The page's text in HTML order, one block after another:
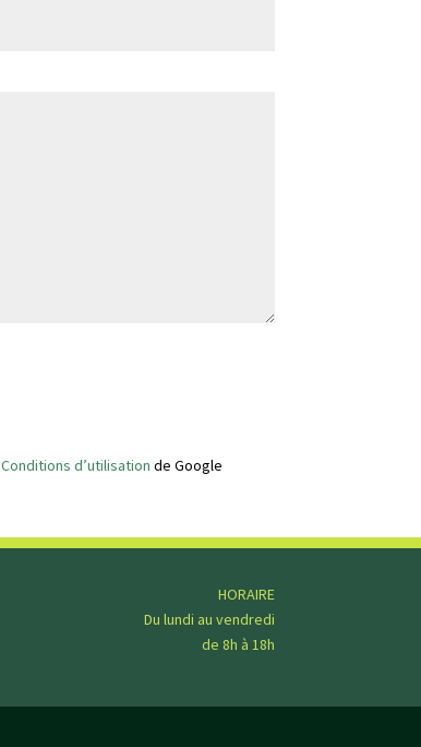
Conditions d’utilisation de Google
HORAIRE
Du lundi au vendredi
de 8h à 18h